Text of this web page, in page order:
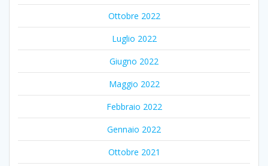
Ottobre 2022
Luglio 2022
Giugno 2022
Maggio 2022
Febbraio 2022
Gennaio 2022
Ottobre 2021